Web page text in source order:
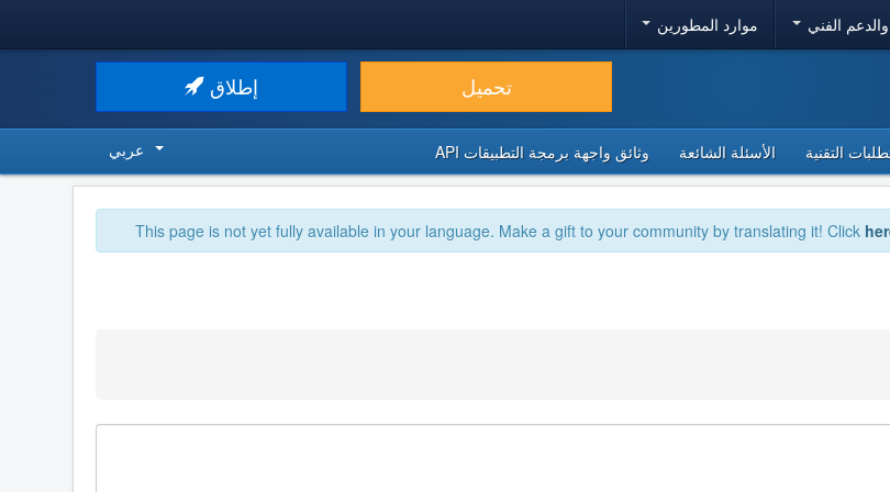
الفني موارد المطورين
تحميل إطلاق
التقنية الأسئلة الشائعة وثائق واجهة برمجة التطبيقات API عربي
This page is not yet fully available in your language. Make a gift to your community by translating it! Click